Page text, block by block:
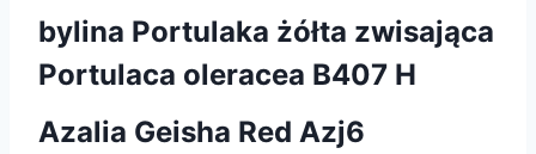
bylina Portulaka żółta zwisająca
Portulaca oleracea B407 H
Azalia Geisha Red Azj6